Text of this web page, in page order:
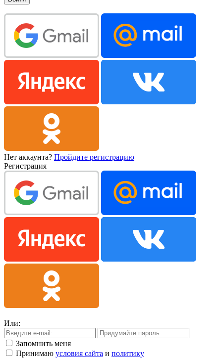
Нет аккаунта? Пройдите регистрацию
Регистрация
Или:
Запомнить меня
Принимаю условия сайта и политику